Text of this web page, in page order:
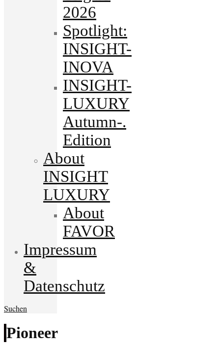
2026
Spotlight:
INSIGHT-
INOVA
INSIGHT-
LUXURY
Autumn-.
Edition
About
INSIGHT
LUXURY
About
FAVOR
Impressum
&
Datenschutz
Suchen
Pioneer